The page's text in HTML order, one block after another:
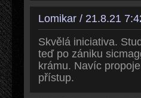
Lomikar / 21.8.21
Skvělá iniciativa.
teď po zániku
krámu. Navíc
přístup.